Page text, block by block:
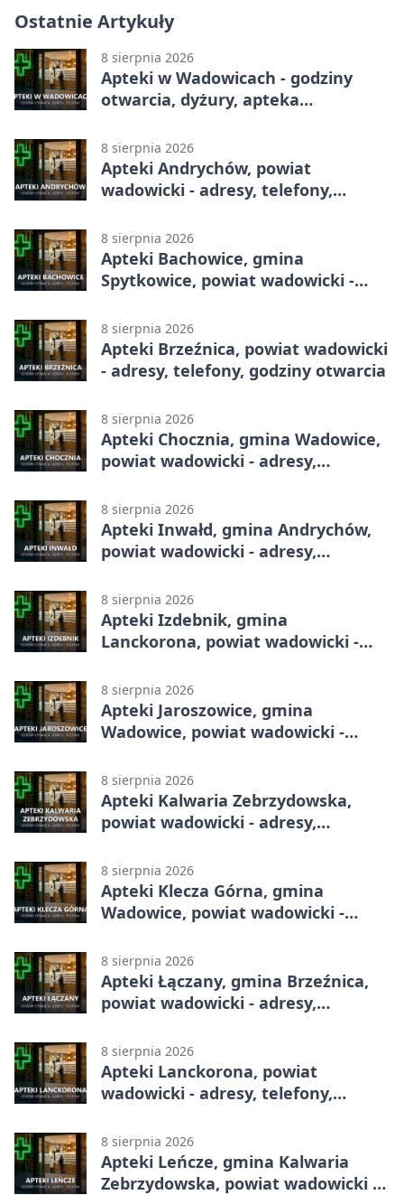
Ostatnie Artykuły
8 sierpnia 2026
Apteki w Wadowicach - godziny
otwarcia, dyżury, apteka
8 sierpnia 2026
Apteki Andrychów, powiat
wadowicki - adresy, telefony,
8 sierpnia 2026
Apteki Bachowice, gmina
Spytkowice, powiat wadowicki -
8 sierpnia 2026
Apteki Brzeźnica, powiat wadowicki
- adresy, telefony, godziny otwarcia
8 sierpnia 2026
Apteki Chocznia, gmina Wadowice,
powiat wadowicki - adresy,
8 sierpnia 2026
Apteki Inwałd, gmina Andrychów,
powiat wadowicki - adresy,
8 sierpnia 2026
Apteki Izdebnik, gmina
Lanckorona, powiat wadowicki -
8 sierpnia 2026
Apteki Jaroszowice, gmina
Wadowice, powiat wadowicki -
8 sierpnia 2026
Apteki Kalwaria Zebrzydowska,
powiat wadowicki - adresy,
8 sierpnia 2026
Apteki Klecza Górna, gmina
Wadowice, powiat wadowicki -
8 sierpnia 2026
Apteki Łączany, gmina Brzeźnica,
powiat wadowicki - adresy,
8 sierpnia 2026
Apteki Lanckorona, powiat
wadowicki - adresy, telefony,
8 sierpnia 2026
Apteki Leńcze, gmina Kalwaria
Zebrzydowska, powiat wadowicki -